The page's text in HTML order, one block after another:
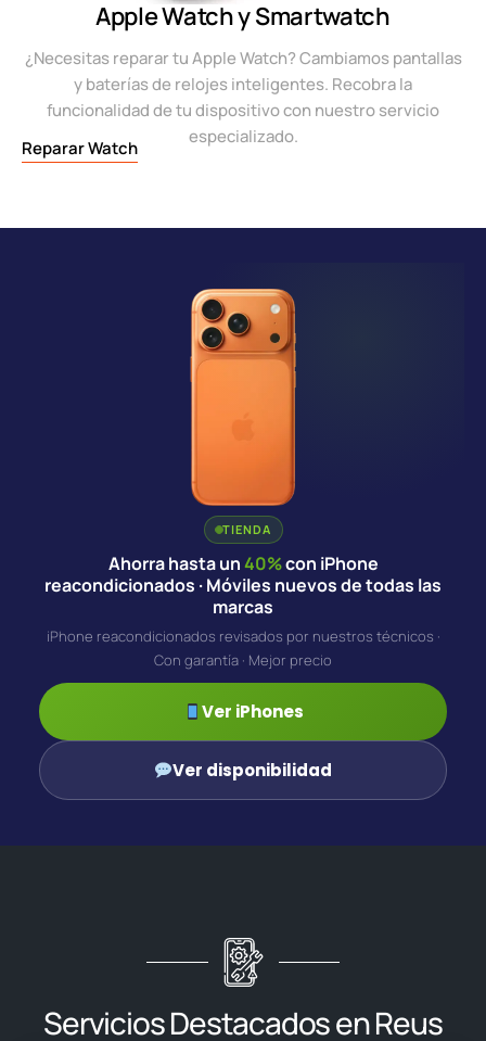
Apple Watch y Smartwatch
¿Necesitas reparar tu Apple Watch? Cambiamos pantallas
y baterías de relojes inteligentes. Recobra la
funcionalidad de tu dispositivo con nuestro servicio
especializado.
Reparar Watch
TIENDA
Ahorra hasta un40%con iPhone
reacondicionados · Móviles nuevos de todas las
marcas
iPhone reacondicionados revisados por nuestros técnicos ·
Con garantía · Mejor precio
Ver iPhones
Ver disponibilidad
Servicios Destacados en Reus